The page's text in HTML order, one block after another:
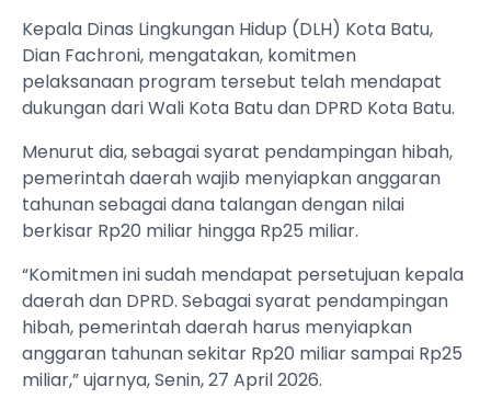
Kepala Dinas Lingkungan Hidup (DLH) Kota Batu,
Dian Fachroni, mengatakan, komitmen
pelaksanaan program tersebut telah mendapat
dukungan dari Wali Kota Batu dan DPRD Kota Batu.
Menurut dia, sebagai syarat pendampingan hibah,
pemerintah daerah wajib menyiapkan anggaran
tahunan sebagai dana talangan dengan nilai
berkisar Rp20 miliar hingga Rp25 miliar.
“Komitmen ini sudah mendapat persetujuan kepala
daerah dan DPRD. Sebagai syarat pendampingan
hibah, pemerintah daerah harus menyiapkan
anggaran tahunan sekitar Rp20 miliar sampai Rp25
miliar,” ujarnya, Senin, 27 April 2026.